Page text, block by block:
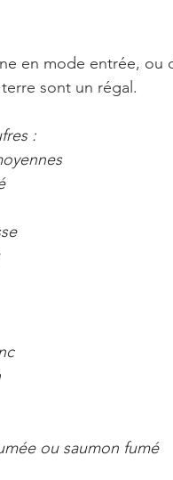
en mode entrée, ou
sont un régal.
:
ou saumon fumé